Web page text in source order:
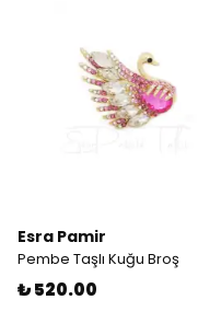
Esra Pamir
Pembe Taşlı Kuğu Broş
₺ 520.00